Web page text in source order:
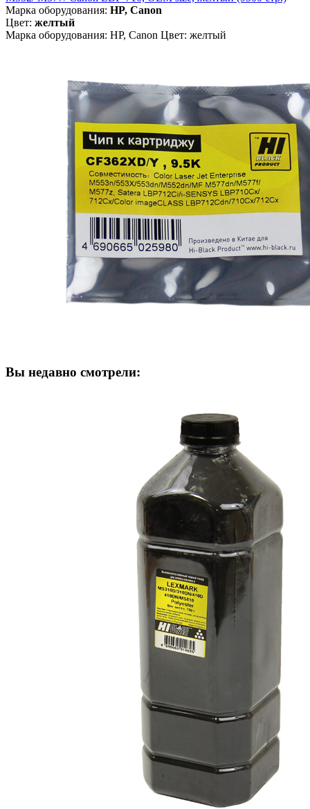
Марка оборудования: HP, Canon
Цвет: желтый
Марка оборудования: HP, Canon Цвет: желтый
Вы недавно смотрели: